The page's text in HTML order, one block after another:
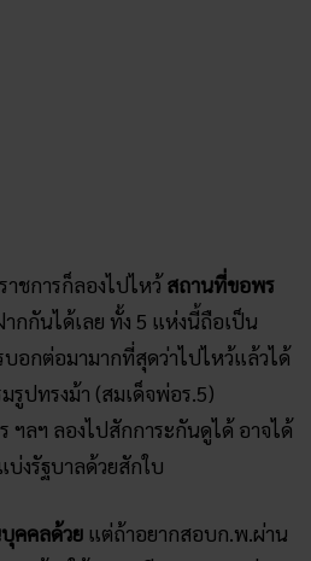
าชการก็ลองไปไหว้
กกันได้เลย ทั้ง 5 แห่งนี้ถือเป็น
ปทรงม้า (สมเด็จพ่อร.5)
งรัฐบาลด้วยสักใบ
คคลด้วยแต่ถ้าอยากสอบก.พ.ผ่าน
น ต้องใช้ความเพียรพยายาม อ่าน
ปสมัครหลายแห่งที่เปิดรับ แน่นอน
ะยาก ไม่ได้โรยด้วยกลีบกุหลาบ แต่